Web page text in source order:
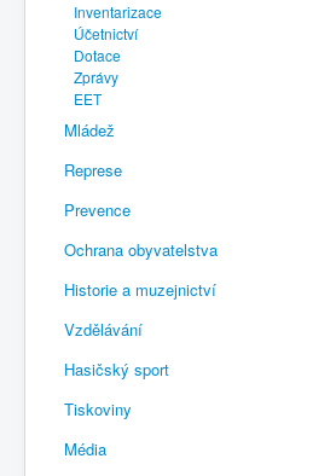
Inventarizace
Účetnictví
Dotace
Zprávy
EET
Mládež
Represe
Prevence
Ochrana obyvatelstva
Historie a muzejnictví
Vzdělávání
Hasičský sport
Tiskoviny
Média